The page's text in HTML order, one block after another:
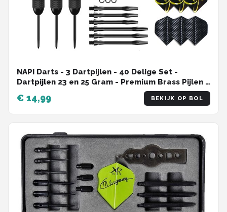
NAPI Darts - 3 Dartpijlen - 40 Delige Set -
Dartpijlen 23 en 25 Gram - Premium Brass Pijlen -
Hoge kwaliteit Steeltip - Inclusief Dart Flights - 2
Verschillende Lengtes - Inclusief Dart Case
€ 14,99 BEKIJK OP BOL